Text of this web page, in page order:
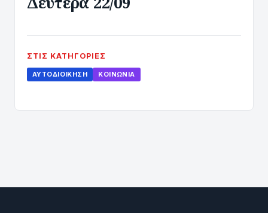
ΣΤΙΣ ΚΑΤΗΓΟΡΊΕΣ
ΑΥΤΟΔΙΟΊΚΗΣΗ ΚΟΙΝΩΝΊΑ